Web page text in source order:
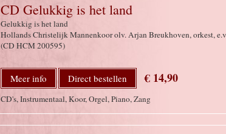
CD Gelukkig is het land
Gelukkig is het land
Hollands Christelijk Mannenkoor olv. Arjan Breukhoven, orkest,
(CD HCM 200595)
Meer info Direct bestellen € 14,90
CD's, Instrumentaal, Koor, Orgel, Piano, Zang